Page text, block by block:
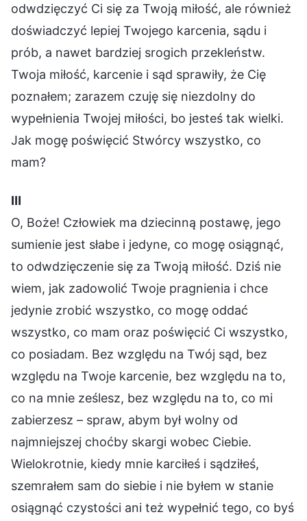
odwdzięczyć Ci się za Twoją miłość, ale również
doświadczyć lepiej Twojego karcenia, sądu i
prób, a nawet bardziej srogich przekleństw.
Twoja miłość, karcenie i sąd sprawiły, że Cię
poznałem; zarazem czuję się niezdolny do
wypełnienia Twojej miłości, bo jesteś tak wielki.
Jak mogę poświęcić Stwórcy wszystko, co
mam?
Ⅲ
O, Boże! Człowiek ma dziecinną postawę, jego
sumienie jest słabe i jedyne, co mogę osiągnąć,
to odwdzięczenie się za Twoją miłość. Dziś nie
wiem, jak zadowolić Twoje pragnienia i chce
jedynie zrobić wszystko, co mogę oddać
wszystko, co mam oraz poświęcić Ci wszystko,
co posiadam. Bez względu na Twój sąd, bez
względu na Twoje karcenie, bez względu na to,
co na mnie ześlesz, bez względu na to, co mi
zabierzesz – spraw, abym był wolny od
najmniejszej choćby skargi wobec Ciebie.
Wielokrotnie, kiedy mnie karciłeś i sądziłeś,
szemrałem sam do siebie i nie byłem w stanie
osiągnąć czystości ani też wypełnić tego, co byś